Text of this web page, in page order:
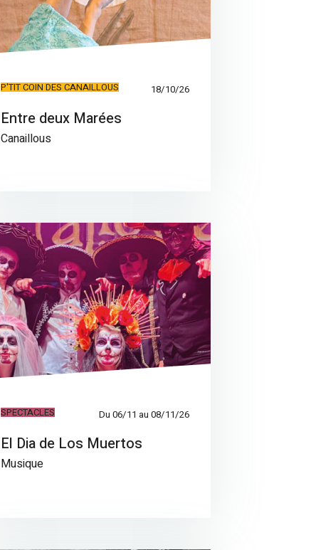
P'TIT COIN DES CANAILLOUS 18/10/26
Entre deux Marées
Canaillous
SPECTACLES Du 06/11 au 08/11/26
El Dia de Los Muertos
Musique